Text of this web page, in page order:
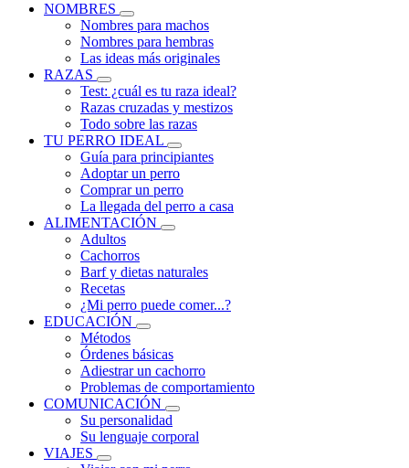
NOMBRES
Nombres para machos
Nombres para hembras
Las ideas más originales
RAZAS
Test: ¿cuál es tu raza ideal?
Razas cruzadas y mestizos
Todo sobre las razas
TU PERRO IDEAL
Guía para principiantes
Adoptar un perro
Comprar un perro
La llegada del perro a casa
ALIMENTACIÓN
Adultos
Cachorros
Barf y dietas naturales
Recetas
¿Mi perro puede comer...?
EDUCACIÓN
Métodos
Órdenes básicas
Adiestrar un cachorro
Problemas de comportamiento
COMUNICACIÓN
Su personalidad
Su lenguaje corporal
VIAJES